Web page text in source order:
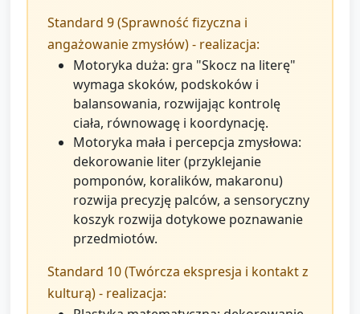
Standard 9 (Sprawność fizyczna i
angażowanie zmysłów) - realizacja:
Motoryka duża: gra "Skocz na literę"
wymaga skoków, podskoków i
balansowania, rozwijając kontrolę
ciała, równowagę i koordynację.
Motoryka mała i percepcja zmysłowa:
dekorowanie liter (przyklejanie
pomponów, koralików, makaronu)
rozwija precyzję palców, a sensoryczny
koszyk rozwija dotykowe poznawanie
przedmiotów.
Standard 10 (Twórcza ekspresja i kontakt z
kulturą) - realizacja: